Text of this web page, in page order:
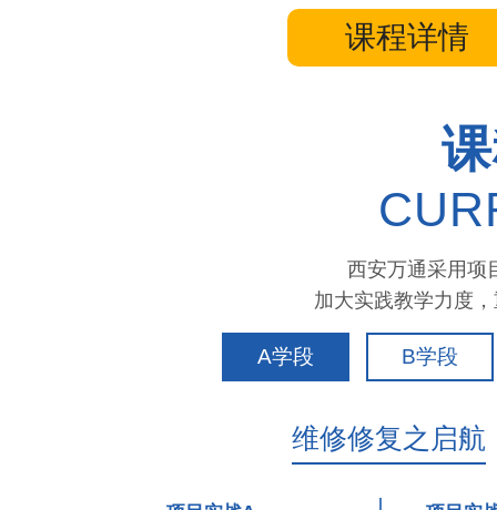
课程详情
西安万通采用项
加大实践教学力度
A学段 B学段
维修修复之启航